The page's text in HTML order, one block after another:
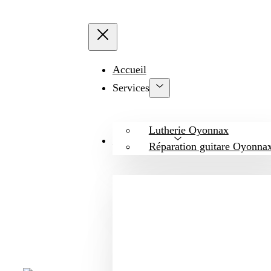
Accueil
Services
Lutherie Oyonnax
Réparation guitare
Les modèles